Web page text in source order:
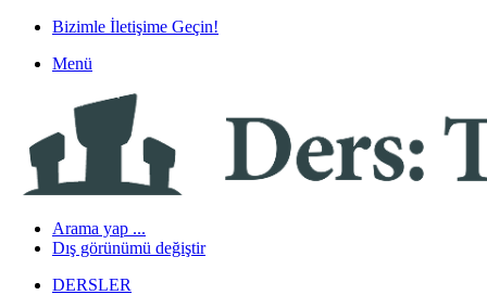
Bizimle İletişime Geçin!
Menü
Arama yap ...
Dış görünümü değiştir
DERSLER